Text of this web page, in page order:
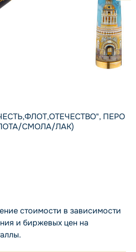
ПЕРО
СМОЛА/ЛАК)
стоимости в зависимости
и биржевых цен на